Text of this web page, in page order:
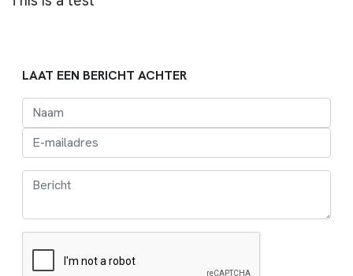
LAAT EEN BERICHT ACHTER